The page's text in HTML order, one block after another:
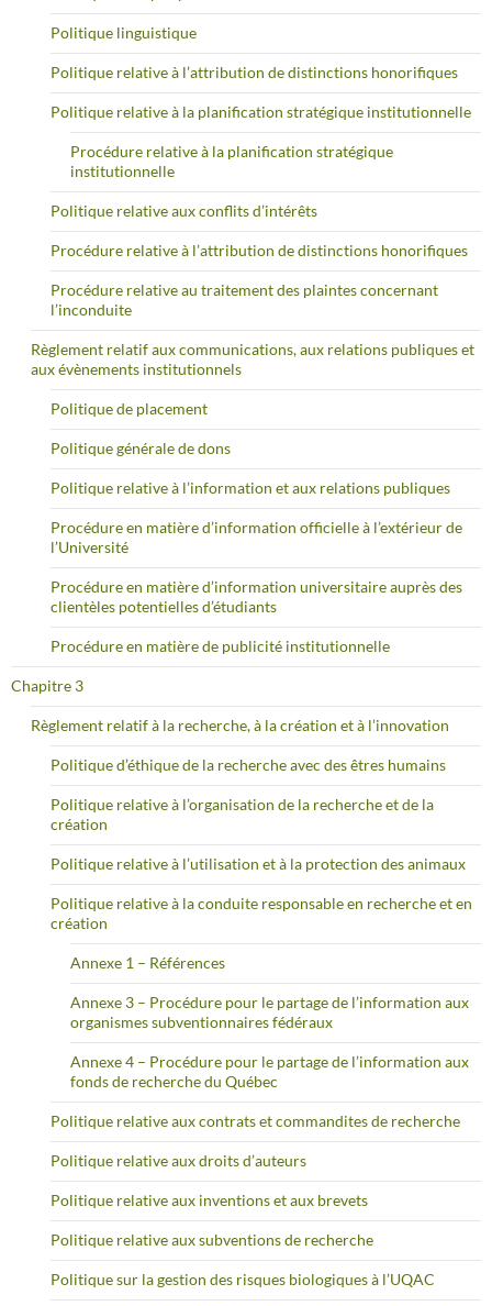
Politique linguistique
Politique relative à l’attribution de distinctions honorifiques
Politique relative à la planification stratégique institutionnelle
Procédure relative à la planification stratégique
institutionnelle
Politique relative aux conflits d’intérêts
Procédure relative à l’attribution de distinctions honorifiques
Procédure relative au traitement des plaintes concernant
l’inconduite
Règlement relatif aux communications, aux relations publiques et
aux évènements institutionnels
Politique de placement
Politique générale de dons
Politique relative à l’information et aux relations publiques
Procédure en matière d’information officielle à l’extérieur de
l’Université
Procédure en matière d’information universitaire auprès des
clientèles potentielles d’étudiants
Procédure en matière de publicité institutionnelle
Chapitre 3
Règlement relatif à la recherche, à la création et à l’innovation
Politique d’éthique de la recherche avec des êtres humains
Politique relative à l’organisation de la recherche et de la
création
Politique relative à l’utilisation et à la protection des animaux
Politique relative à la conduite responsable en recherche et en
création
Annexe 1 – Références
Annexe 3 – Procédure pour le partage de l’information aux
organismes subventionnaires fédéraux
Annexe 4 – Procédure pour le partage de l’information aux
fonds de recherche du Québec
Politique relative aux contrats et commandites de recherche
Politique relative aux droits d’auteurs
Politique relative aux inventions et aux brevets
Politique relative aux subventions de recherche
Politique sur la gestion des risques biologiques à l’UQAC